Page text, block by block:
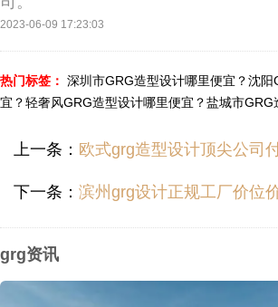
2023-06-09 17:23:03
热门标签： 深圳市GRG造型设计哪里便宜？沈阳
宜？轻奢风GRG造型设计哪里便宜？盐城市GRG
上一条： 欧式grg造型设计顶尖公司付
下一条： 滨州grg设计正规工厂价位
grg资讯